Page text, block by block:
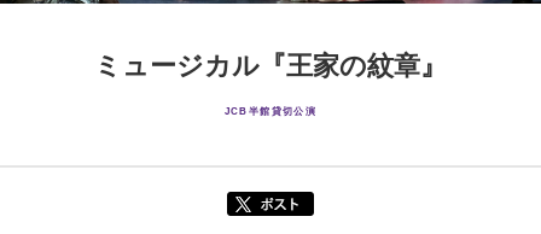
ミュージカル『王家の紋章』
JCB半館貸切公演